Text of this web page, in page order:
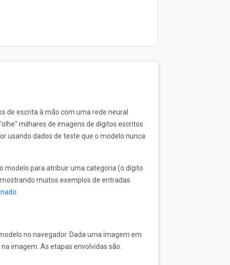
de escrita à mão com uma rede neural
milhares de imagens de dígitos escritos
usando dados de teste que o modelo nunca
modelo para atribuir uma categoria (o dígito
muitos exemplos de entradas
no navegador. Dada uma imagem em
imagem. As etapas envolvidas são: